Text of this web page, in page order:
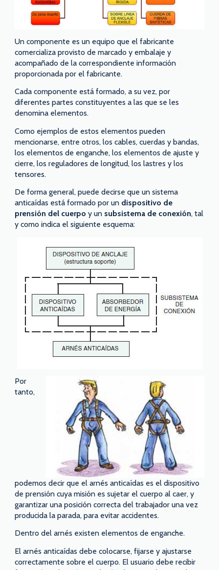
Un componente es un equipo que el fabricante
comercializa provisto de marcado y embalaje y
acompañado de la correspondiente información
proporcionada por el fabricante.
Cada componente está formado, a su vez, por
diferentes partes constituyentes a las que se les
denomina elementos.
Como ejemplos de estos elementos pueden
mencionarse, entre otros, los cables, cuerdas y bandas,
los elementos de enganche, los elementos de ajuste y
cierre, los reguladores de longitud, los lastres y los
tensores.
De forma general, puede decirse que un sistema
anticaídas está formado por un dispositivo de
prensión del cuerpo y un subsistema de conexión, tal
y como indica el siguiente esquema:
Por
tanto,
podemos decir que el arnés anticaídas es el dispositivo
de prensión cuya misión es sujetar el cuerpo al caer, y
garantizar una posición correcta del trabajador una vez
producida la parada, para evitar accidentes.
Dentro del arnés existen elementos de enganche.
El arnés anticaídas debe colocarse, fijarse y ajustarse
correctamente sobre el cuerpo. El usuario debe recibir